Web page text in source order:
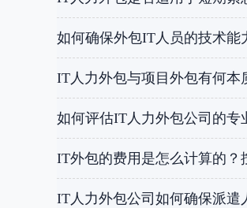
如何确保外包IT人员的技术能
IT人力外包与项目外包有何本
如何评估IT人力外包公司的专
IT外包的费用是怎么计算的？
IT人力外包公司如何确保派遣